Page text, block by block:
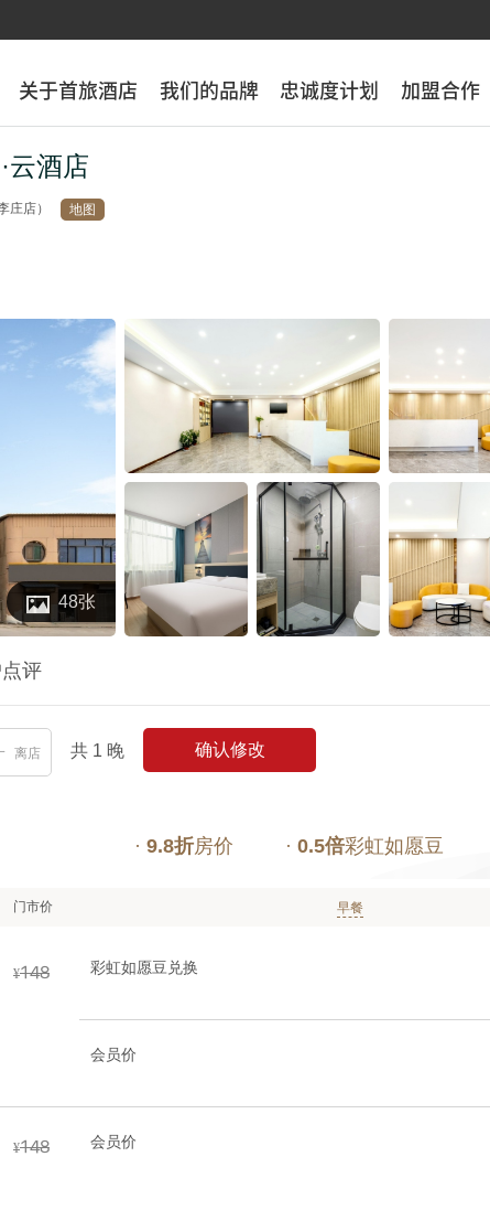
关于首旅酒店 我们的品牌 忠诚度计划 加盟合作
关于首旅酒店 我们的品牌 忠诚度计划 加盟合作
云酒店
庄店） 地图
 48张
评
离店 共 1 晚 确认修改
· 9.8折房价 · 0.5倍彩虹如愿豆
门市价 早餐
¥ 彩虹如愿豆兑换
会员价
¥ 会员价